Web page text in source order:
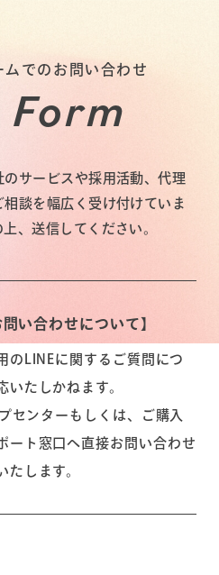
ムでのお問い合わせ
のサービスや採用活動、代理
談を幅広く受け付けていま
、送信してください。
い合わせについて】
のLINEに関するご質問につ
いたしかねます。
センターもしくは、ご購入
ート窓口へ直接お問い合わせ
たします。